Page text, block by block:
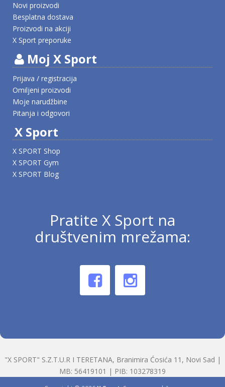
Novi proizvodi
Besplatna dostava
Proizvodi na akciji
X Sport preporuke
Moj X Sport
Prijava / registracija
Omiljeni proizvodi
Moje narudžbine
Pitanja i odgovori
X Sport
X SPORT Shop
X SPORT Gym
X SPORT Blog
Pratite X Sport na
društvenim mrežama:
"X SPORT" S.Z.T.U.R I TERETANA, Branimira Ćosića 11, Novi Sad |
MB: 56419101 | PIB: 103278319